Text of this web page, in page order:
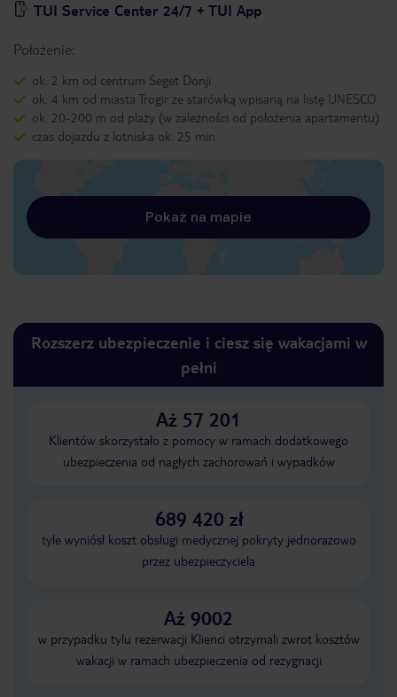
TUI Service Center 24/7 + TUI App
Położenie:
ok. 2 km od centrum Seget Donji
ok. 4 km od miasta Trogir ze starówką wpisaną na listę UNESCO
ok. 20-200 m od plaży (w zależności od położenia apartamentu)
czas dojazdu z lotniska ok. 25 min
Pokaż na mapie
Rozszerz ubezpieczenie i ciesz się wakacjami w
pełni
Aż 57 201
Klientów skorzystało z pomocy w ramach dodatkowego
ubezpieczenia od nagłych zachorowań i wypadków
689 420 zł
tyle wyniósł koszt obsługi medycznej pokryty jednorazowo
przez ubezpieczyciela
Aż 9002
w przypadku tylu rezerwacji Klienci otrzymali zwrot kosztów
wakacji w ramach ubezpieczenia od rezygnacji